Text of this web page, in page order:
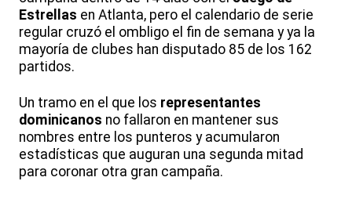
Estrellas en Atlanta, pero el calendario de serie
regular cruzó el ombligo el fin de semana y ya la
mayoría de clubes han disputado 85 de los 162
partidos.
Un tramo en el que los representantes
dominicanos no fallaron en mantener sus
nombres entre los punteros y acumularon
estadísticas que auguran una segunda mitad
para coronar otra gran campaña.